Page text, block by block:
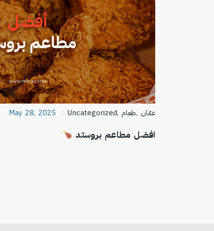
May 28, 2025 Uncategorized, طعام, عمّان
افضل مطاعم بروستد